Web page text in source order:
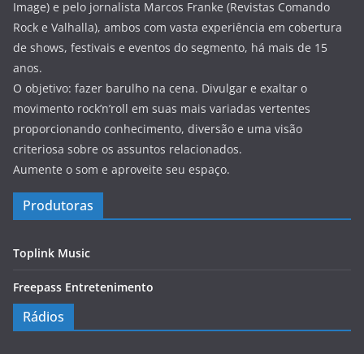
Image) e pelo jornalista Marcos Franke (Revistas Comando
Rock e Valhalla), ambos com vasta experiência em cobertura
de shows, festivais e eventos do segmento, há mais de 15
anos.
O objetivo: fazer barulho na cena. Divulgar e exaltar o
movimento rock’n’roll em suas mais variadas vertentes
proporcionando conhecimento, diversão e uma visão
criteriosa sobre os assuntos relacionados.
Aumente o som e aproveite seu espaço.
Produtoras
Toplink Music
Freepass Entretenimento
Rádios